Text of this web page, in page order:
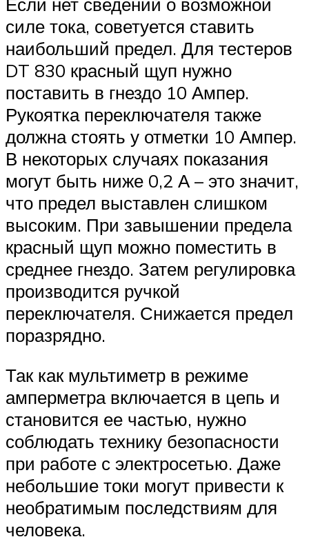
силе тока, советуется ставить
наибольший предел. Для тестеров
DT 830 красный щуп нужно
поставить в гнездо 10 Ампер.
Рукоятка переключателя также
должна стоять у отметки 10 Ампер.
В некоторых случаях показания
могут быть ниже 0,2 А – это значит,
что предел выставлен слишком
высоким. При завышении предела
красный щуп можно поместить в
среднее гнездо. Затем регулировка
производится ручкой
переключателя. Снижается предел
поразрядно.
Так как мультиметр в режиме
амперметра включается в цепь и
становится ее частью, нужно
соблюдать технику безопасности
при работе с электросетью. Даже
небольшие токи могут привести к
необратимым последствиям для
человека.